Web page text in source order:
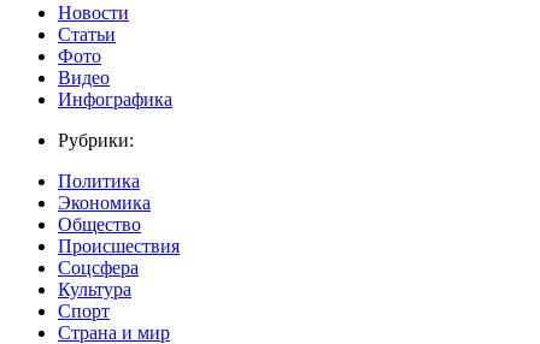
Новости
Статьи
Фото
Видео
Инфографика
Рубрики:
Политика
Экономика
Общество
Происшествия
Соцсфера
Культура
Спорт
Страна и мир